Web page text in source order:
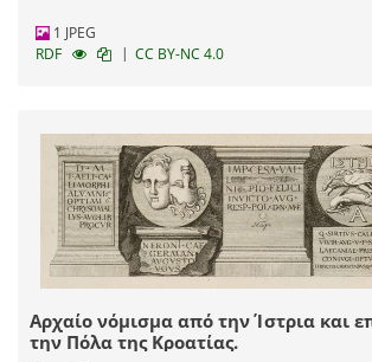
1 JPEG
RDF
| CC BY-NC 4.0
Αρχαίο νόμισμα από την Ίστρια και
την Πόλα της Κροατίας.